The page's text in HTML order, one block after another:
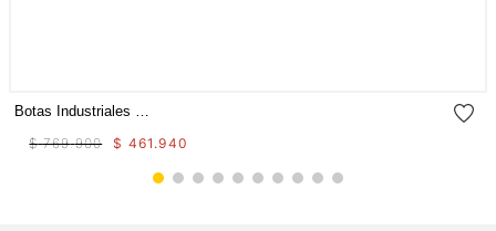
$ 769.900 $ 461 .940